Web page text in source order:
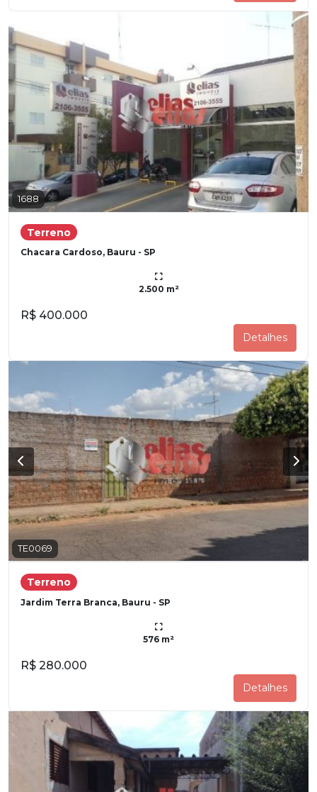
1688
Terreno
Chacara Cardoso, Bauru - SP
2.500 m²
R$ 400.000
Detalhes
TE0069
Terreno
Jardim Terra Branca, Bauru - SP
576 m²
R$ 280.000
Detalhes